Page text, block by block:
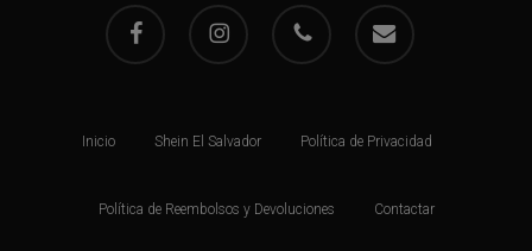
facebook instagram phone email
Inicio Shein El Salvador Política de Privacidad
Política de Reembolsos y Devoluciones Contactar